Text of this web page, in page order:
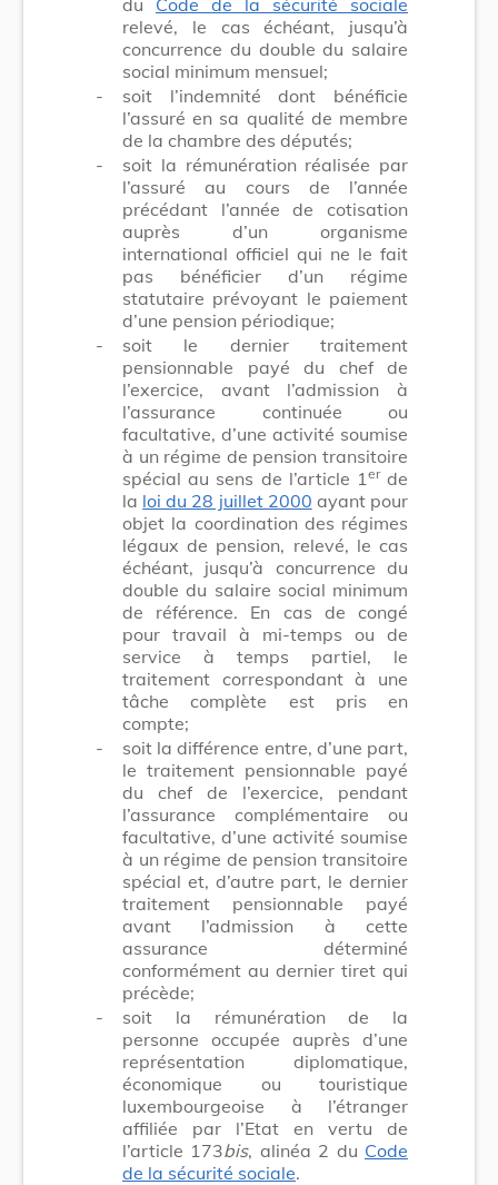
relevé, le cas échéant, jusqu’à
concurrence du double du salaire
social minimum mensuel;
-
soit l’indemnité dont bénéficie
l’assuré en sa qualité de membre
de la chambre des députés;
-
soit la rémunération réalisée par
l’assuré au cours de l’année
précédant l’année de cotisation
auprès d’un organisme
international officiel qui ne le fait
pas bénéficier d’un régime
statutaire prévoyant le paiement
d’une pension périodique;
-
soit le dernier traitement
pensionnable payé du chef de
l’exercice, avant l’admission à
l’assurance continuée ou
facultative, d’une activité soumise
à un régime de pension transitoire
spécial au sens de l’article 1 erde
la loi du 28 juillet 2000 ayant pour
objet la coordination des régimes
légaux de pension, relevé, le cas
échéant, jusqu’à concurrence du
double du salaire social minimum
de référence. En cas de congé
pour travail à mi-temps ou de
service à temps partiel, le
traitement correspondant à une
tâche complète est pris en
compte;
-
soit la différence entre, d’une part,
le traitement pensionnable payé
du chef de l’exercice, pendant
l’assurance complémentaire ou
facultative, d’une activité soumise
à un régime de pension transitoire
spécial et, d’autre part, le dernier
traitement pensionnable payé
avant l’admission à cette
assurance déterminé
conformément au dernier tiret qui
précède;
-
soit la rémunération de la
personne occupée auprès d’une
représentation diplomatique,
économique ou touristique
luxembourgeoise à l’étranger
affiliée par l’Etat en vertu de
l’article 173bis, alinéa 2 du Code
de la sécurité sociale.